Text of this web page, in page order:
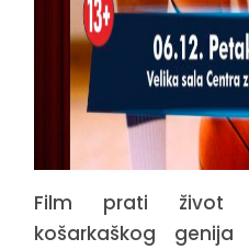
Film prati život
košarkaškog